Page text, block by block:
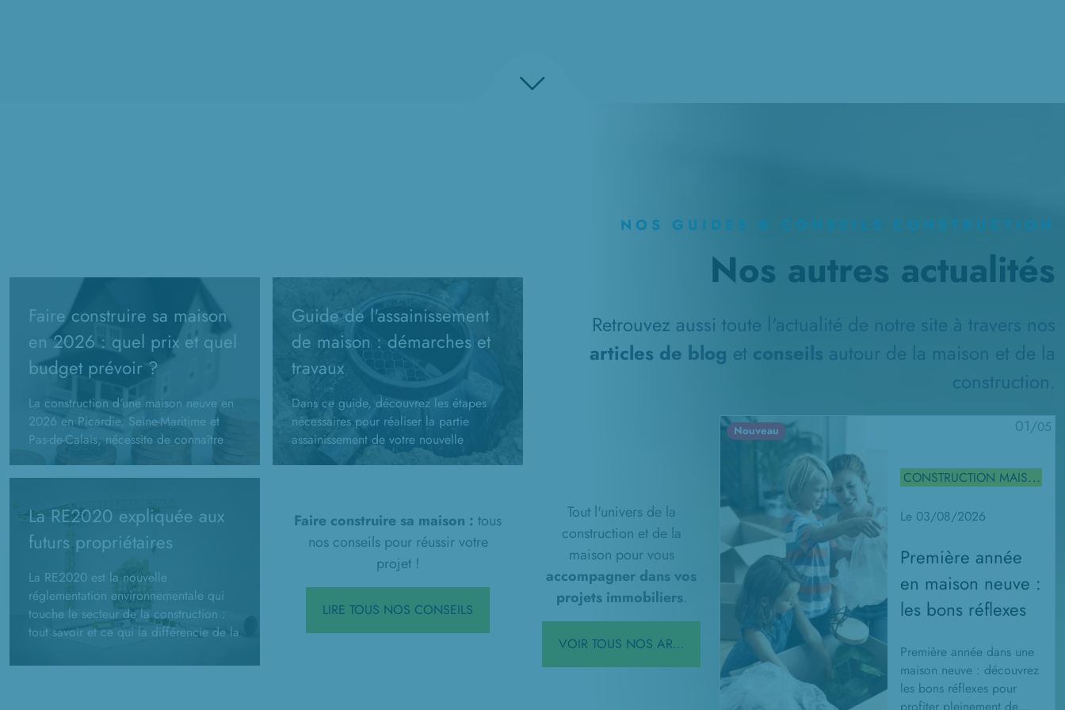
NOS GUIDES & CONSEILS CONSTRUCTION
Nos autres actualités
Retrouvez aussi toute l'actualité de notre site à travers nos
articles de blog et conseils autour de la maison et de la
construction.
Tout l'univers de la
construction et de la
maison pour vous
accompagner dans vos
projets immobiliers.
VOIR TOUS NOS ARTICLES
Nouveau 01/05
CONSTRUCTION MAISON
Le 03/08/2026
Première année
en maison neuve :
les bons réflexes
Première année dans une
maison neuve : découvrez
les bons réflexes pour
Faire construire sa maison
en 2026 : quel prix et quel
budget prévoir ?
La construction d'une maison neuve en
2026 en Picardie, Seine-Maritime et
Pas-de-Calais, nécessite de connaître
calculer ?
Guide de l'assainissement
de maison : démarches et
travaux
Dans ce guide, découvrez les étapes
nécessaires pour réaliser la partie
assainissement de votre nouvelle
construction : démarches
La RE2020 expliquée aux
futurs propriétaires
La RE2020 est la nouvelle
réglementation environnementale qui
touche le secteur de la construction :
tout savoir et ce qui la différencie de la
Faire construire sa maison : tous
nos conseils pour réussir votre
projet !
LIRE TOUS NOS CONSEILS